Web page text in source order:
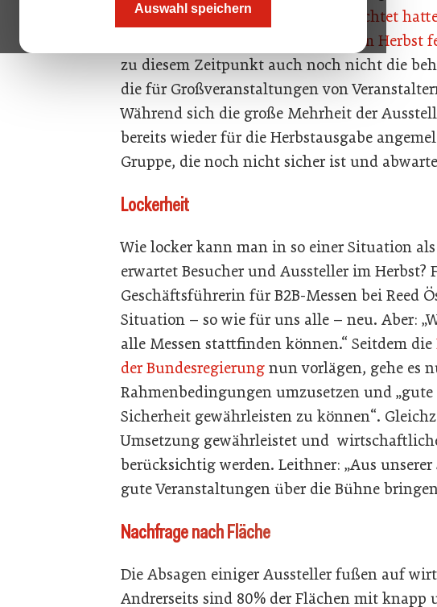
Auswahl speichern
Wunder:Wie die ÖGZ exklusiv berichtet
Hersteller der „Alles für den Gast“ im Herbst
zu diesem Zeitpunkt auch noch nicht die
die für Großveranstaltungen von
Während sich die große Mehrheit der
bereits wieder für die Herbstausgabe
Gruppe, die noch nicht sicher ist und
Lockerheit
Wie locker kann man in so einer Situation
erwartet Besucher und Aussteller im Herbst?
Geschäftsführerin für B2B-Messen bei Reed
Situation – so wie für uns alle – neu. Aber:
alle Messen stattfinden können.“ Seitdem die
der Bundesregierung nun vorlägen, gehe es
Rahmenbedingungen umzusetzen und
Sicherheit gewährleisten zu können“.
Umsetzung gewährleistet und
berücksichtig werden. Leithner: „Aus
gute Veranstaltungen über die Bühne
Nachfrage nach Fläche
Die Absagen einiger Aussteller fußen auf
Andrerseits sind 80% der Flächen mit knapp